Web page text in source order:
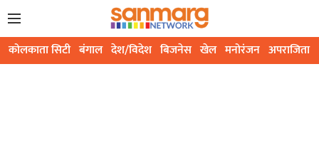
कोलकाता सिटी बंगाल देश/विदेश बिजनेस खेल मनोरंजन अपराजिता